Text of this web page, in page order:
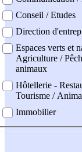
Conseil / Etudes
Direction
Espaces verts et
Agriculture /
animaux
Hôtellerie -
Tourisme /
Immobilier